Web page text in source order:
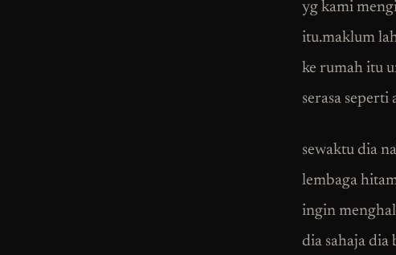
yg kami
itu.maklum
ke rumah itu
serasa
sewaktu dia
lembaga
ingin
dia sahaja dia